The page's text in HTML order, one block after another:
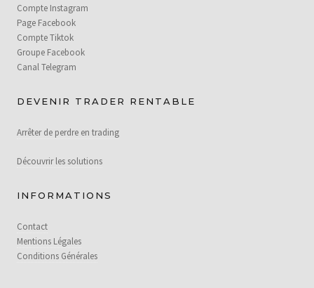
Compte Instagram
Page Facebook
Compte Tiktok
Groupe Facebook
Canal Telegram
DEVENIR TRADER RENTABLE
Arrêter de perdre en trading
Découvrir les solutions
INFORMATIONS
Contact
Mentions Légales
Conditions Générales